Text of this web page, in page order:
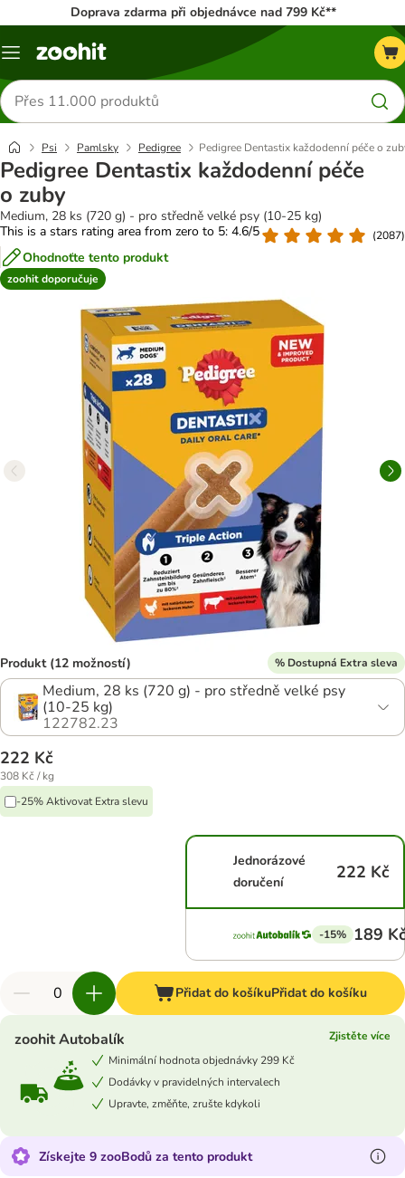
Doprava zdarma při objednávce nad 799 Kč**
Menu
Hledat
produkty
Psi Pamlsky Pedigree Pedigree Dentastix každodenní péče o
Pedigree Dentastix každodenní péče
o zuby
Medium, 28 ks (720 g) - pro středně velké psy (10-25 kg)
This is a stars rating area from zero to 5: 4.6/5
(2087)
Ohodnoťte tento produkt
zoohit doporučuje
Produkt (12 možností) % Dostupná Extra sleva
Medium, 28 ks (720 g) - pro středně velké psy
(10-25 kg)
122782.23
222 Kč
308 Kč / kg
-25% Aktivovat Extra slevu
Jednorázové
doručení
222 Kč
-15% 189
Přidat do košíkuPřidat do košíku
zoohit Autobalík
Zjistěte více
Minimální hodnota objednávky 299 Kč
Dodávky v pravidelných intervalech
Upravte, změňte, zrušte kdykoli
Získejte 9 zooBodů za tento produkt